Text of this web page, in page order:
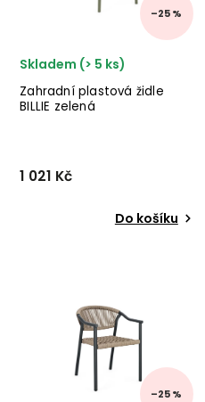
–25 %
Zahradní plastová židle
BILLIE zelená
Skladem (> 5 ks)
1 021 Kč
Do košíku
zeleného polypropylenu.
–25 %